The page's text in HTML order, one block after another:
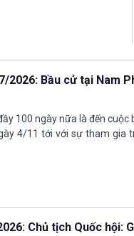
2026: Bầu cử tại Nam
100 ngày nữa là đến
4/11 tới với sự tham gia
Chủ tịch Quốc hội: